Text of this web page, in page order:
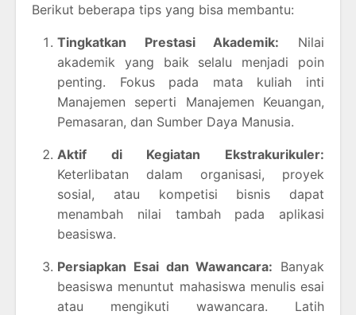
Berikut beberapa tips yang bisa membantu:
Tingkatkan Prestasi Akademik: Nilai
akademik yang baik selalu menjadi poin
penting. Fokus pada mata kuliah inti
Manajemen seperti Manajemen Keuangan,
Pemasaran, dan Sumber Daya Manusia.
Aktif di Kegiatan Ekstrakurikuler:
Keterlibatan dalam organisasi, proyek
sosial, atau kompetisi bisnis dapat
menambah nilai tambah pada aplikasi
beasiswa.
Persiapkan Esai dan Wawancara: Banyak
beasiswa menuntut mahasiswa menulis esai
atau mengikuti wawancara. Latih